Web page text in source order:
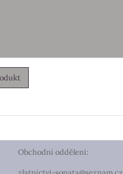
Obchodní oddělení: